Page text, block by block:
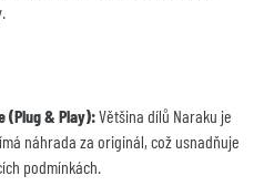
(Plug & Play): Většina dílů Naraku je
náhrada za originál, což usnadňuje
podmínkách.